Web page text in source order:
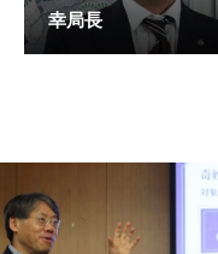
幸局長